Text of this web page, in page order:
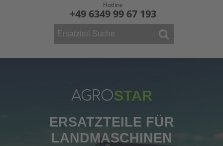
Hotline
+49 6349 99 67 193
Zubehör Weinbau
AGROSTAR
ERSATZTEILE FÜR
LANDMASCHINEN